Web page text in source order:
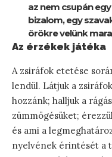
az nem csupán
bizalom, egy
örökre velünk
Az érzékek játéka
A zsiráfok etetése
lendül. Látjuk a
hozzánk; halljuk a
zümmögésüket;
és ami a
nyelvének érintését a